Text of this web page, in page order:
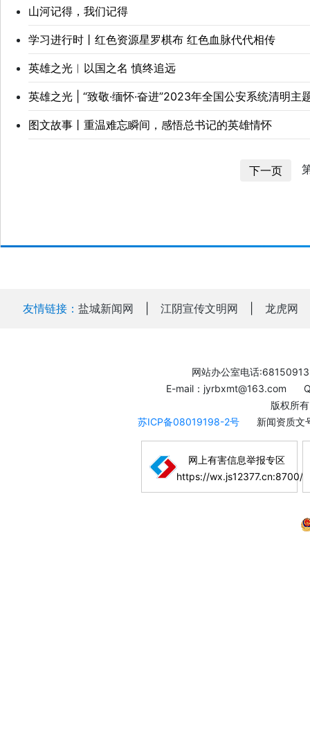
山河记得，我们记得
学习进行时丨红色资源星罗棋布 红色血脉代代相传
英雄之光︱以国之名 慎终追远
英雄之光 | “致敬·缅怀·奋进”2023年全国公安系统清明主
图文故事丨重温难忘瞬间，感悟总书记的英雄情怀
下一页
友情链接： 盐城新闻网 江阴宣传文明网 龙虎网
网站办公室电话:68150913
E-mail：jyrbxmt@163.com
版权所
苏ICP备08019198-2号
新闻资质
网上有害信息举报专区
https://wx.js12377.cn:8700/